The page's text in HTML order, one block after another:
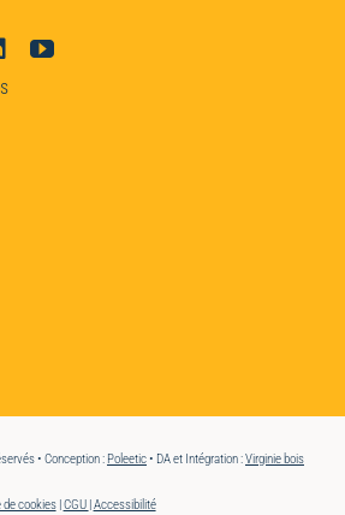
• Conception : Poleetic• DA et Intégration :Virginie bois
de cookies| CGU Accessibilité